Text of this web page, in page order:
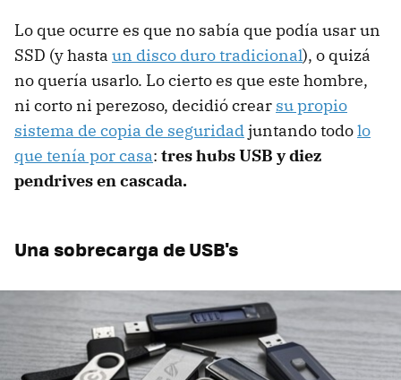
Lo que ocurre es que no sabía que podía usar un
SSD (y hasta un disco duro tradicional), o quizá
no quería usarlo. Lo cierto es que este hombre,
ni corto ni perezoso, decidió crear su propio
sistema de copia de seguridadjuntando todolo
que tenía por casa: tres hubs USB y diez
pendrives en cascada.
Una sobrecarga de USB's